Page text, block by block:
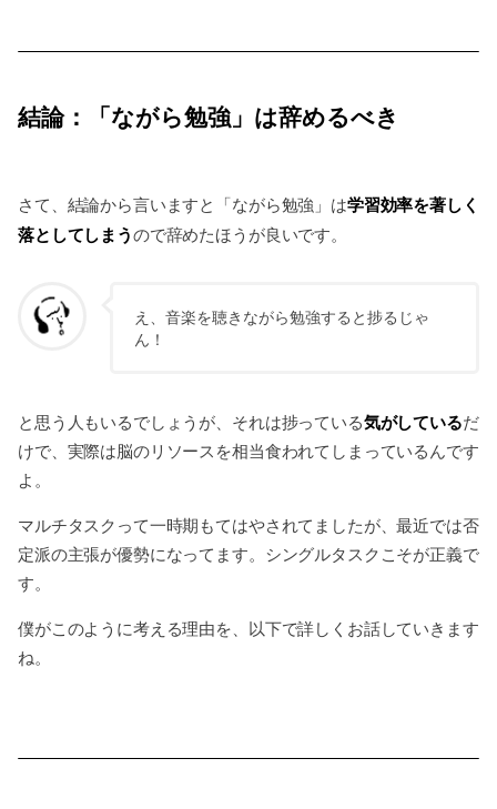
結論：「ながら勉強」は辞めるべき
さて、結論から言いますと「ながら勉強」は学習効率を著しく
落としてしまうので辞めたほうが良いです。
え、音楽を聴きながら勉強すると捗るじゃ
ん！
と思う人もいるでしょうが、それは捗っている気がしているだ
けで、実際は脳のリソースを相当食われてしまっているんです
よ。
マルチタスクって一時期もてはやされてましたが、最近では否
定派の主張が優勢になってます。シングルタスクこそが正義で
す。
僕がこのように考える理由を、以下で詳しくお話していきます
ね。